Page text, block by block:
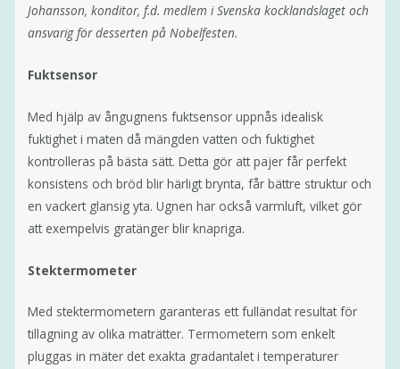
Johansson, konditor, f.d. medlem i Svenska kocklandslaget och
ansvarig för desserten på Nobelfesten.
Fuktsensor
Med hjälp av ångugnens fuktsensor uppnås idealisk
fuktighet i maten då mängden vatten och fuktighet
kontrolleras på bästa sätt. Detta gör att pajer får perfekt
konsistens och bröd blir härligt brynta, får bättre struktur och
en vackert glansig yta. Ugnen har också varmluft, vilket gör
att exempelvis gratänger blir knapriga.
Stektermometer
Med stektermometern garanteras ett fulländat resultat för
tillagning av olika maträtter. Termometern som enkelt
pluggas in mäter det exakta gradantalet i temperaturer